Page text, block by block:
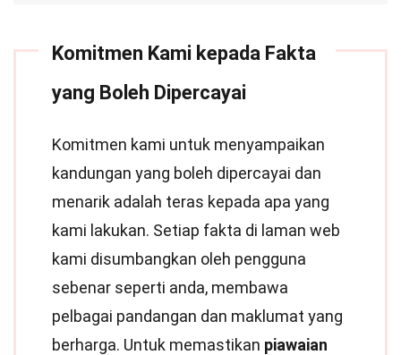
Komitmen Kami kepada Fakta
yang Boleh Dipercayai
Komitmen kami untuk menyampaikan
kandungan yang boleh dipercayai dan
menarik adalah teras kepada apa yang
kami lakukan. Setiap fakta di laman web
kami disumbangkan oleh pengguna
sebenar seperti anda, membawa
pelbagai pandangan dan maklumat yang
berharga. Untuk memastikan piawaian